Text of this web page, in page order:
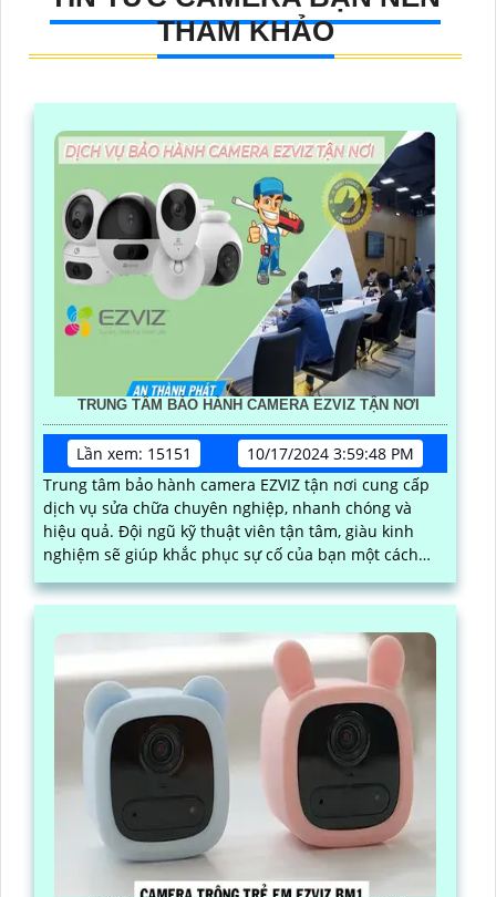
THAM KHẢO
TRUNG TÂM BẢO HÀNH CAMERA EZVIZ TẬN NƠI
Lần xem: 15151
10/17/2024 3:59:48 PM
Trung tâm bảo hành camera EZVIZ tận nơi cung cấp
dịch vụ sửa chữa chuyên nghiệp, nhanh chóng và
hiệu quả. Đội ngũ kỹ thuật viên tận tâm, giàu kinh
nghiệm sẽ giúp khắc phục sự cố của bạn một cách